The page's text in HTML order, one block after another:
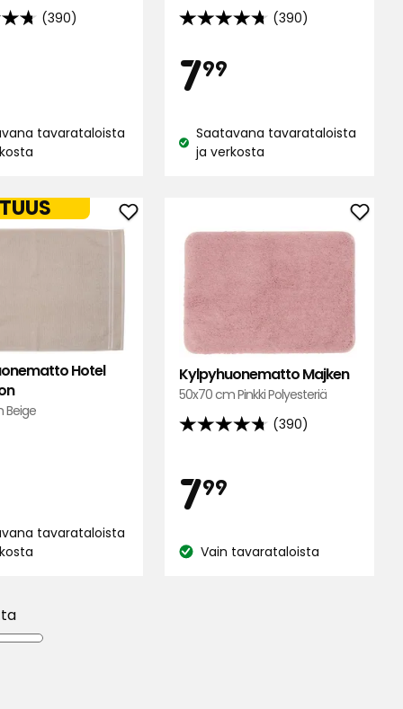
(390)
tavarataloista
(390)
4.7
5:stä,
390
perusteella
Hinta
7997,99
€
Katso
Saatavana tavarataloista
ja verkosta
Hotel
Beige
tavarataloista
Lisää
Kylpyhuonematto
Collection
suosikkeihin
Kylpyhuonematto Majken
50x70 cm Pinkki Polyesteriä
(390)
4.7
5:stä,
390
perusteella
Hinta
7997,99
€
KatsoVain tavarataloista
Lisää